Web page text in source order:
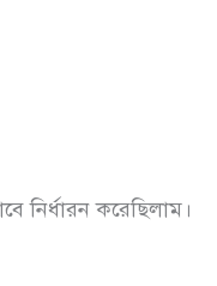
নির্ধারন করেছিলাম।